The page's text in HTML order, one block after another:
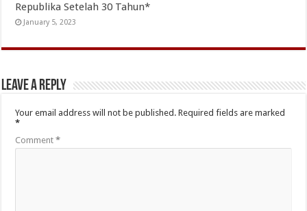
Republika Setelah 30 Tahun*
January 5, 2023
Leave a Reply
Your email address will not be published. Required fields are marked
*
Comment*